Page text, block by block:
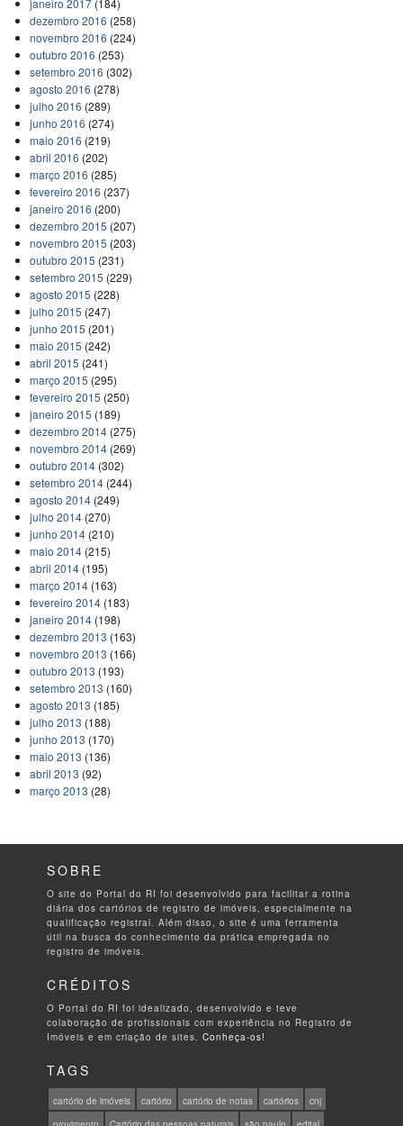
dezembro 2016 (258)
novembro 2016 (224)
outubro 2016 (253)
setembro 2016 (302)
agosto 2016 (278)
julho 2016 (289)
junho 2016 (274)
maio 2016 (219)
abril 2016 (202)
março 2016 (285)
fevereiro 2016 (237)
janeiro 2016 (200)
dezembro 2015 (207)
novembro 2015 (203)
outubro 2015 (231)
setembro 2015 (229)
agosto 2015 (228)
julho 2015 (247)
junho 2015 (201)
maio 2015 (242)
abril 2015 (241)
março 2015 (295)
fevereiro 2015 (250)
janeiro 2015 (189)
dezembro 2014(275)
novembro 2014(269)
outubro 2014(302)
setembro 2014(244)
agosto 2014(249)
julho 2014(270)
junho 2014(210)
maio 2014(215)
abril 2014(195)
março 2014(163)
fevereiro 2014(183)
janeiro 2014(198)
dezembro 2013 (163)
novembro 2013 (166)
outubro 2013 (193)
setembro 2013 (160)
agosto 2013 (185)
julho 2013 (188)
junho 2013 (170)
maio 2013 (136)
abril 2013 (92)
março 2013 (28)
SOBRE
O site do Portal do RI foi desenvolvido para facilitar a rotina
diária dos cartórios de registro de imóveis, especialmente na
qualificação registral. Além disso, o site é uma ferramenta
útil na busca do conhecimento da prática empregada no
registro de imóveis.
CRÉDITOS
O Portal do RI foi idealizado, desenvolvido e teve
colaboração de profissionais com experiência no Registro de
Imóveis e em criação de sites.Conheça-os!
TAGS
cartório de imóveis cartório cartório de notas cartórios
cnj